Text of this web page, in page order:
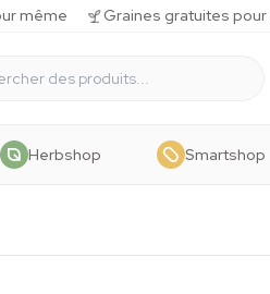
même Graines gratuites
Herbshop Smartshop